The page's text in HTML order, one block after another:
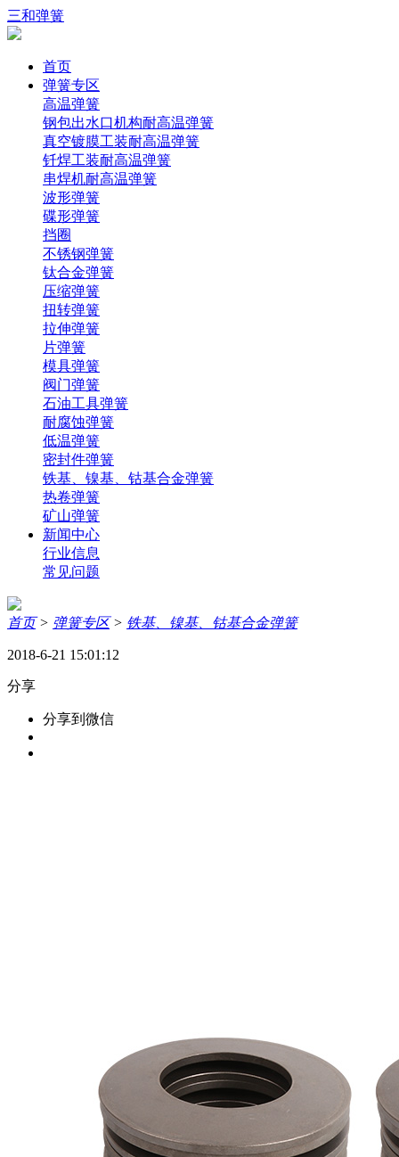
三和弹簧
首页
弹簧专区
高温弹簧
钢包出水口机构耐高温弹簧
真空镀膜工装耐高温弹簧
钎焊工装耐高温弹簧
串焊机耐高温弹簧
波形弹簧
碟形弹簧
挡圈
不锈钢弹簧
钛合金弹簧
压缩弹簧
扭转弹簧
拉伸弹簧
片弹簧
模具弹簧
阀门弹簧
石油工具弹簧
耐腐蚀弹簧
低温弹簧
密封件弹簧
铁基、镍基、钴基合金弹簧
热卷弹簧
矿山弹簧
新闻中心
行业信息
常见问题
首页 > 弹簧专区 > 铁基、镍基、钴基合金弹簧
2018-6-21 15:01:12
分享
分享到微信